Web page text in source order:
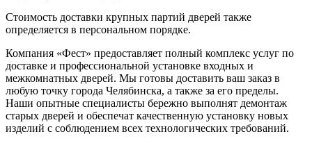
Стоимость доставки крупных партий дверей также
определяется в персональном порядке.
Компания «Фест» предоставляет полный комплекс услуг по
доставке и профессиональной установке входных и
межкомнатных дверей. Мы готовы доставить ваш заказ в
любую точку города Челябинска, а также за его пределы.
Наши опытные специалисты бережно выполнят демонтаж
старых дверей и обеспечат качественную установку новых
изделий с соблюдением всех технологических требований.